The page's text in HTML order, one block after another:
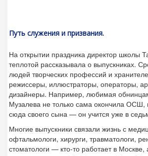
Путь служения и призвания.
На открытии праздника директор школы
теплотой рассказывала о выпускниках.
людей творческих профессий и
режиссеры, иллюстраторы, операторы,
дизайнеры. Например, любимая
Музалева не только сама окончила ОСШ,
сюда своего сына — он учится уже в
Многие выпускники связали жизнь с
офтальмологи, хирурги, травматологи,
стоматологи — кто-то работает в Москве,